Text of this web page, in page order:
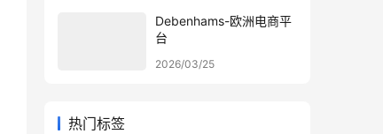
Debenhams-欧洲电商平
台
2026/03/25
热门标签